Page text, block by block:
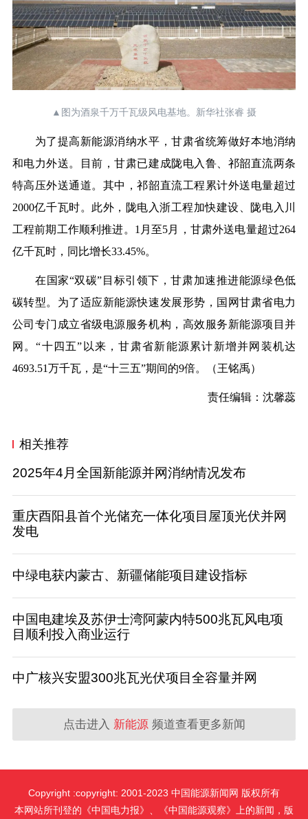
▲图为酒泉千万千瓦级风电基地。新华社张睿 摄
为了提高新能源消纳水平，甘肃省统筹做好本地消纳
和电力外送。目前，甘肃已建成陇电入鲁、祁韶直流两条
特高压外送通道。其中，祁韶直流工程累计外送电量超过
2000亿千瓦时。此外，陇电入浙工程加快建设、陇电入川
工程前期工作顺利推进。1月至5月，甘肃外送电量超过264
亿千瓦时，同比增长33.45%。
在国家“双碳”目标引领下，甘肃加速推进能源绿色低
碳转型。为了适应新能源快速发展形势，国网甘肃省电力
公司专门成立省级电源服务机构，高效服务新能源项目并
网。“十四五”以来，甘肃省新能源累计新增并网装机达
4693.51万千瓦，是“十三五”期间的9倍。（王铭禹）
责任编辑：沈馨蕊
相关推荐
2025年4月全国新能源并网消纳情况发布
重庆酉阳县首个光储充一体化项目屋顶光伏并网
发电
中绿电获内蒙古、新疆储能项目建设指标
中国电建埃及苏伊士湾阿蒙内特500兆瓦风电项
目顺利投入商业运行
中广核兴安盟300兆瓦光伏项目全容量并网
点击进入 新能源频道查看更多新闻
Copyright :copyright: 2001-2023 中国能源新闻网 版权所有
本网站所刊登的《中国电力报》、《中国能源观察》上的新闻，版